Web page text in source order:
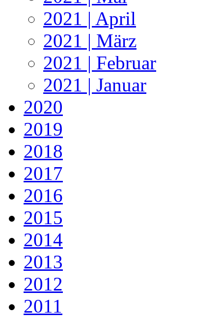
2021 | April
2021 | März
2021 | Februar
2021 | Januar
2020
2019
2018
2017
2016
2015
2014
2013
2012
2011